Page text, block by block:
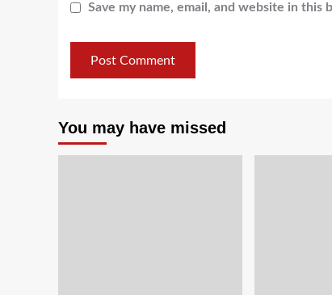
Save my name, email, and website in
You may have missed